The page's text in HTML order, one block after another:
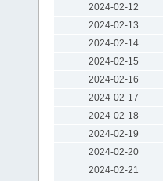
2024-02-12
2024-02-13
2024-02-14
2024-02-15
2024-02-16
2024-02-17
2024-02-18
2024-02-19
2024-02-20
2024-02-21